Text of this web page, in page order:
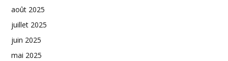
août 2025
juillet 2025
juin 2025
mai 2025